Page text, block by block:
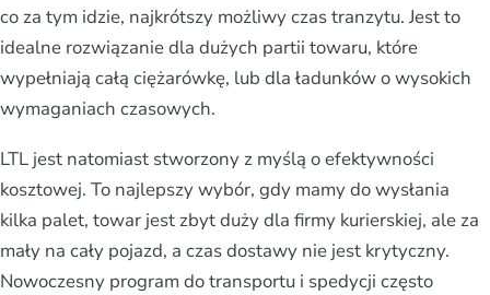
co za tym idzie, najkrótszy możliwy czas tranzytu. Jest to
idealne rozwiązanie dla dużych partii towaru, które
wypełniają całą ciężarówkę, lub dla ładunków o wysokich
wymaganiach czasowych.
LTL jest natomiast stworzony z myślą o efektywności
kosztowej. To najlepszy wybór, gdy mamy do wysłania
kilka palet, towar jest zbyt duży dla firmy kurierskiej, ale za
mały na cały pojazd, a czas dostawy nie jest krytyczny.
Nowoczesny program do transportu i spedycji często